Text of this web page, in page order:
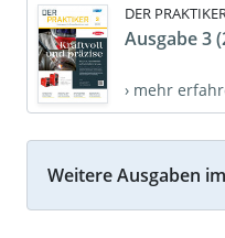
DER
Ausgabe 3
› mehr
Weitere Ausgaben